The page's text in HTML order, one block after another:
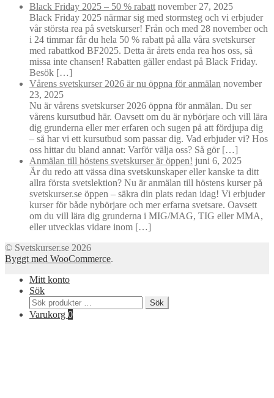
Black Friday 2025 – 50 % rabatt november 27, 2025
Black Friday 2025 närmar sig med stormsteg och vi erbjuder
vår största rea på svetskurser! Från och med 28 november och
i 24 timmar får du hela 50 % rabatt på alla våra svetskurser
med rabattkod BF2025. Detta är årets enda rea hos oss, så
missa inte chansen! Rabatten gäller endast på Black Friday.
Besök […]
Vårens svetskurser 2026 är nu öppna för anmälan november
23, 2025
Nu är vårens svetskurser 2026 öppna för anmälan. Du ser
vårens kursutbud här. Oavsett om du är nybörjare och vill lära
dig grunderna eller mer erfaren och sugen på att fördjupa dig
– så har vi ett kursutbud som passar dig. Vad erbjuder vi? Hos
oss hittar du bland annat: Varför välja oss? Så gör […]
Anmälan till höstens svetskurser är öppen! juni 6, 2025
Är du redo att vässa dina svetskunskaper eller kanske ta ditt
allra första svetslektion? Nu är anmälan till höstens kurser på
svetskurser.se öppen – säkra din plats redan idag! Vi erbjuder
kurser för både nybörjare och mer erfarna svetsare. Oavsett
om du vill lära dig grunderna i MIG/MAG, TIG eller MMA,
eller utvecklas vidare inom […]
© Svetskurser.se 2026
Byggt med WooCommerce.
Mitt konto
Sök
Sök
efter:
Sök
Varukorg 0